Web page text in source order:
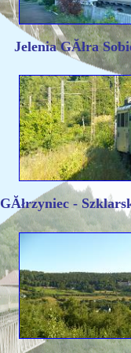
Jelenia GĂłra
GĂłrzyniec -